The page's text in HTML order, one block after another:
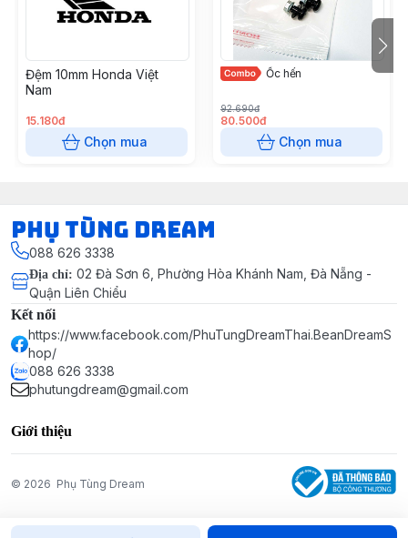
Đệm 10mm Honda Việt
Nam
15.180đ
Chọn mua
Ốc hến
92.690đ
80.500đ
Chọn mua
Phụ Tùng Dream
088 626 3338
Địa chỉ: 02 Đà Sơn 6, Phường Hòa Khánh Nam, Đà Nẵng -
Quận Liên Chiểu
Kết nối
https://www.facebook.com/PhuTungDreamThai.BeanDreamS
hop/
088 626 3338
phutungdream@gmail.com
Giới thiệu
© 2026 Phụ Tùng Dream